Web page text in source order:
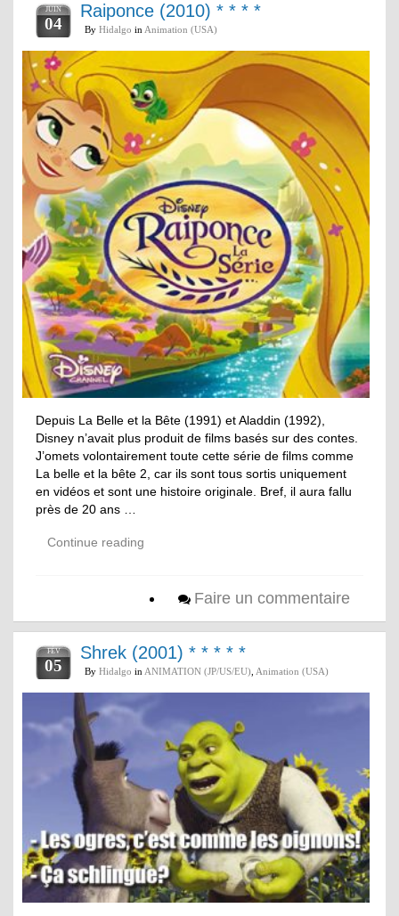
JUIN
04
Raiponce (2010) * * * *
By Hidalgo in Animation (USA)
Depuis La Belle et la Bête (1991) et Aladdin (1992),
Disney n’avait plus produit de films basés sur des contes.
J’omets volontairement toute cette série de films comme
La belle et la bête 2, car ils sont tous sortis uniquement
en vidéos et sont une histoire originale. Bref, il aura fallu
près de 20 ans …
Continue reading
Faire un commentaire
FÉV
05
Shrek (2001) * * * * *
By Hidalgo in ANIMATION (JP/US/EU) Animation (USA)